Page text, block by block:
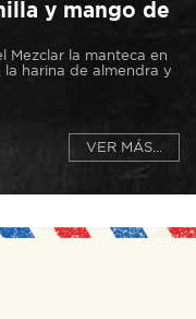
y mango de
Mezclar la manteca en
la harina de almendra y
VER MÁS...